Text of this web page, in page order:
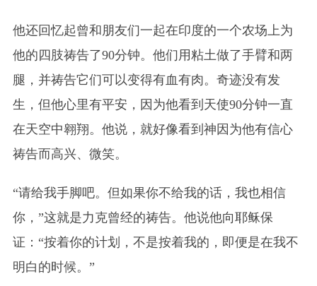
他还回忆起曾和朋友们一起在印度的一个农场上为
他的四肢祷告了90分钟。他们用粘土做了手臂和两
腿，并祷告它们可以变得有血有肉。奇迹没有发
生，但他心里有平安，因为他看到天使90分钟一直
在天空中翱翔。他说，就好像看到神因为他有信心
祷告而高兴、微笑。
“请给我手脚吧。但如果你不给我的话，我也相信
你，”这就是力克曾经的祷告。他说他向耶稣保
证：“按着你的计划，不是按着我的，即便是在我不
明白的时候。”